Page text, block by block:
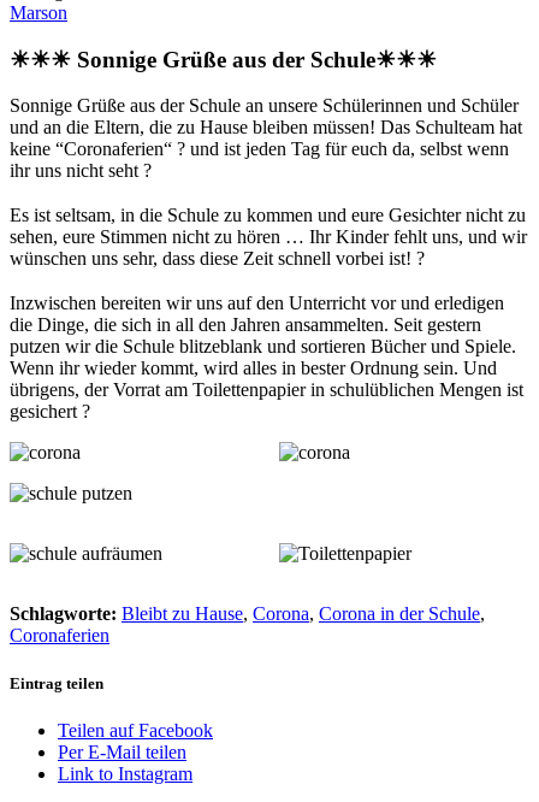
Marson
☀☀☀ Sonnige Grüße aus der Schule☀☀☀
Sonnige Grüße aus der Schule an unsere Schülerinnen und Schüler
und an die Eltern, die zu Hause bleiben müssen! Das Schulteam hat
keine “Coronaferien“ ? und ist jeden Tag für euch da, selbst wenn
ihr uns nicht seht ?
Es ist seltsam, in die Schule zu kommen und eure Gesichter nicht zu
sehen, eure Stimmen nicht zu hören … Ihr Kinder fehlt uns, und wir
wünschen uns sehr, dass diese Zeit schnell vorbei ist! ?
Inzwischen bereiten wir uns auf den Unterricht vor und erledigen
die Dinge, die sich in all den Jahren ansammelten. Seit gestern
putzen wir die Schule blitzeblank und sortieren Bücher und Spiele.
Wenn ihr wieder kommt, wird alles in bester Ordnung sein. Und
übrigens, der Vorrat am Toilettenpapier in schulüblichen Mengen ist
gesichert ?
Schlagworte: Bleibt zu Hause, Corona, Corona in der Schule,
Coronaferien
Eintrag teilen
Teilen auf Facebook
Per E-Mail teilen
Link to Instagram